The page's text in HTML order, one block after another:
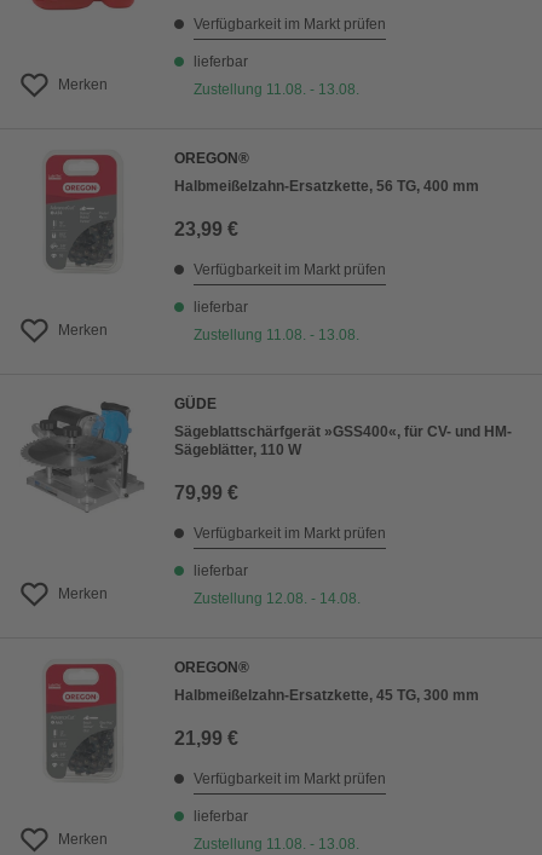
Merken
Verfügbarkeit im Markt prüfen
lieferbar
Zustellung 11.08. - 13.08.
Merken
OREGON®
Halbmeißelzahn-Ersatzkette, 56 TG, 400 mm
23,99 €
Verfügbarkeit im Markt prüfen
lieferbar
Zustellung 11.08. - 13.08.
Merken
GÜDE
Sägeblattschärfgerät »GSS400«, für CV- und HM-
Sägeblätter, 110 W
79,99 €
Verfügbarkeit im Markt prüfen
lieferbar
Zustellung 12.08. - 14.08.
Merken
OREGON®
Halbmeißelzahn-Ersatzkette, 45 TG, 300 mm
21,99 €
Verfügbarkeit im Markt prüfen
lieferbar
Zustellung 11.08. - 13.08.